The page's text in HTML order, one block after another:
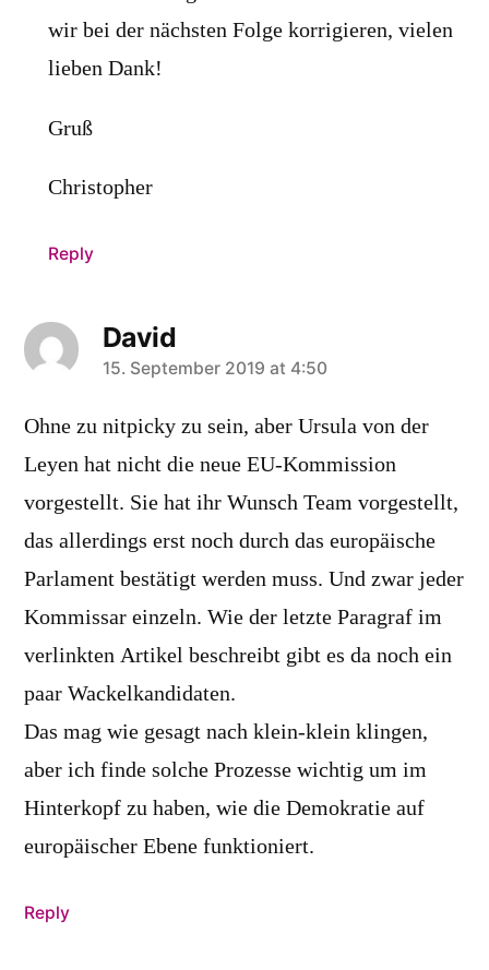
wir bei der nächsten Folge korrigieren, vielen
lieben Dank!
Gruß
Christopher
Reply
David
says:
15. September 2019 at 4:50
Ohne zu nitpicky zu sein, aber Ursula von der
Leyen hat nicht die neue EU-Kommission
vorgestellt. Sie hat ihr Wunsch Team vorgestellt,
das allerdings erst noch durch das europäische
Parlament bestätigt werden muss. Und zwar jeder
Kommissar einzeln. Wie der letzte Paragraf im
verlinkten Artikel beschreibt gibt es da noch ein
paar Wackelkandidaten.
Das mag wie gesagt nach klein-klein klingen,
aber ich finde solche Prozesse wichtig um im
Hinterkopf zu haben, wie die Demokratie auf
europäischer Ebene funktioniert.
Reply